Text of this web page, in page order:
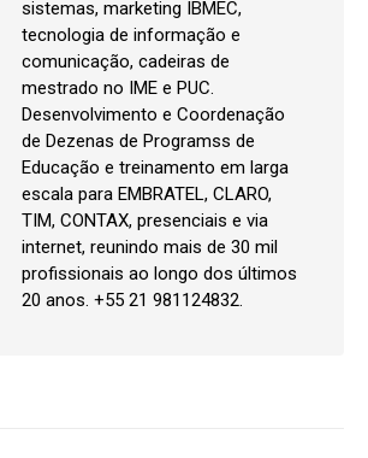
sistemas, marketing IBMEC,
tecnologia de informação e
comunicação, cadeiras de
mestrado no IME e PUC.
Desenvolvimento e Coordenação
de Dezenas de Programss de
Educação e treinamento em larga
escala para EMBRATEL, CLARO,
TIM, CONTAX, presenciais e via
internet, reunindo mais de 30 mil
profissionais ao longo dos últimos
20 anos. +55 21 981124832.